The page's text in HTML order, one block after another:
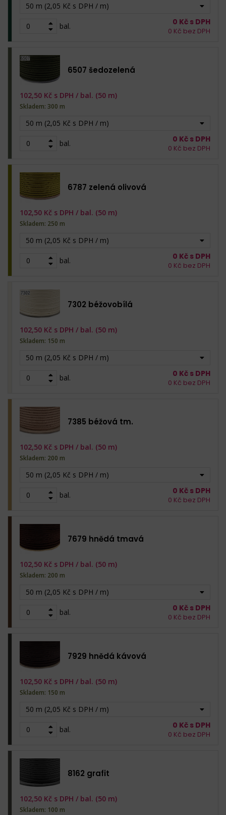
50 m (2,05 Kč s DPH / m)
bal. 0 Kč s DPH
0 Kč bez DPH
6507 šedozelená
50 m (2,05 Kč s DPH / m)
bal.
102,50 Kč s DPH / bal. (50 m)
Skladem: 300 m
0 Kč s DPH
0 Kč bez DPH
6787 zelená olivová
50 m (2,05 Kč s DPH / m)
bal.
102,50 Kč s DPH / bal. (50 m)
Skladem: 250 m
0 Kč s DPH
0 Kč bez DPH
7302 béžovobílá
50 m (2,05 Kč s DPH / m)
bal.
102,50 Kč s DPH / bal. (50 m)
Skladem: 150 m
0 Kč s DPH
0 Kč bez DPH
7385 béžová tm.
50 m (2,05 Kč s DPH / m)
bal.
102,50 Kč s DPH / bal. (50 m)
Skladem: 200 m
0 Kč s DPH
0 Kč bez DPH
7679 hnědá tmavá
50 m (2,05 Kč s DPH / m)
bal.
102,50 Kč s DPH / bal. (50 m)
Skladem: 200 m
0 Kč s DPH
0 Kč bez DPH
7929 hnědá kávová
50 m (2,05 Kč s DPH / m)
bal.
102,50 Kč s DPH / bal. (50 m)
Skladem: 150 m
0 Kč s DPH
0 Kč bez DPH
8162 grafit
102,50 Kč s DPH / bal. (50 m)
Skladem: 100 m